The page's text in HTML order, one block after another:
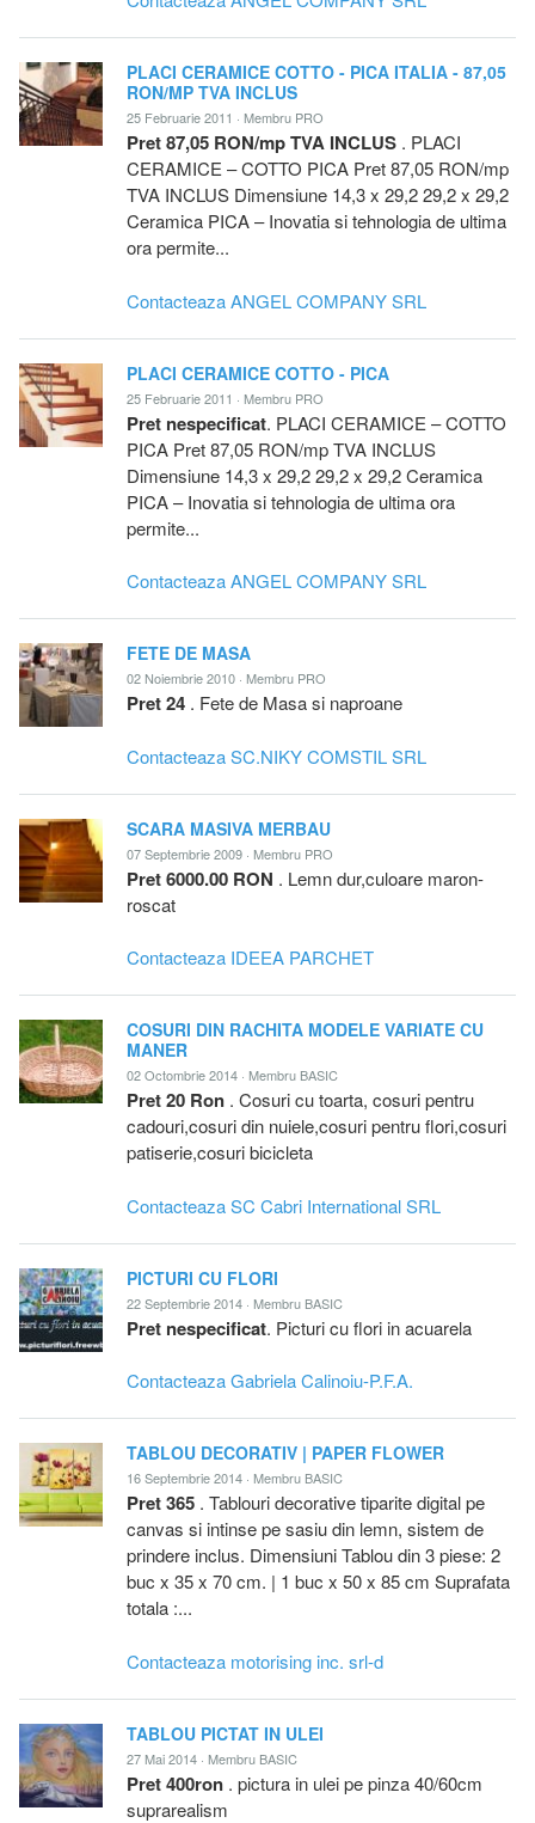
PLACI CERAMICE COTTO - PICA ITALIA - 87,05
RON/MP TVA INCLUS
25 Februarie 2011 · Membru PRO
Pret 87,05 RON/mp TVA INCLUS . PLACI
CERAMICE – COTTO PICA Pret 87,05 RON/mp
TVA INCLUS Dimensiune 14,3 x 29,2 29,2 x 29,2
Ceramica PICA – Inovatia si tehnologia de ultima
ora permite...
Contacteaza ANGEL COMPANY SRL
PLACI CERAMICE COTTO - PICA
25 Februarie 2011 · Membru PRO
Pret nespecificat. PLACI CERAMICE – COTTO
PICA Pret 87,05 RON/mp TVA INCLUS
Dimensiune 14,3 x 29,2 29,2 x 29,2 Ceramica
PICA – Inovatia si tehnologia de ultima ora
permite...
Contacteaza ANGEL COMPANY SRL
FETE DE MASA
02 Noiembrie 2010 · Membru PRO
Pret 24 . Fete de Masa si naproane
Contacteaza SC.NIKY COMSTIL SRL
SCARA MASIVA MERBAU
07 Septembrie 2009 · Membru PRO
Pret 6000.00 RON . Lemn dur,culoare maron-
roscat
Contacteaza IDEEA PARCHET
COSURI DIN RACHITA MODELE VARIATE CU
MANER
02 Octombrie 2014 · Membru BASIC
Pret 20 Ron . Cosuri cu toarta, cosuri pentru
cadouri,cosuri din nuiele,cosuri pentru flori,cosuri
patiserie,cosuri bicicleta
Contacteaza SC Cabri International SRL
PICTURI CU FLORI
22 Septembrie 2014 · Membru BASIC
Pret nespecificat. Picturi cu flori in acuarela
Contacteaza Gabriela Calinoiu-P.F.A.
TABLOU DECORATIV | PAPER FLOWER
16 Septembrie 2014 · Membru BASIC
Pret 365 . Tablouri decorative tiparite digital pe
canvas si intinse pe sasiu din lemn, sistem de
prindere inclus. Dimensiuni Tablou din 3 piese: 2
buc x 35 x 70 cm. | 1 buc x 50 x 85 cm Suprafata
totala :...
Contacteaza motorising inc. srl-d
TABLOU PICTAT IN ULEI
27 Mai 2014 · Membru BASIC
Pret 400ron . pictura in ulei pe pinza 40/60cm
suprarealism